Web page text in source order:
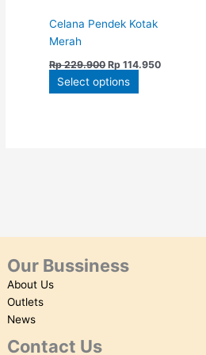
Celana Pendek Kotak
Merah
Rp229.900 Rp 114.950
Select options
chosen
product
Our Bussiness
About Us
Outlets
News
Contact Us